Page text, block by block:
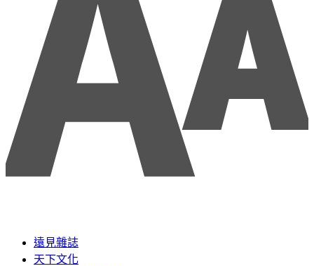
遠見雜誌
天下文化